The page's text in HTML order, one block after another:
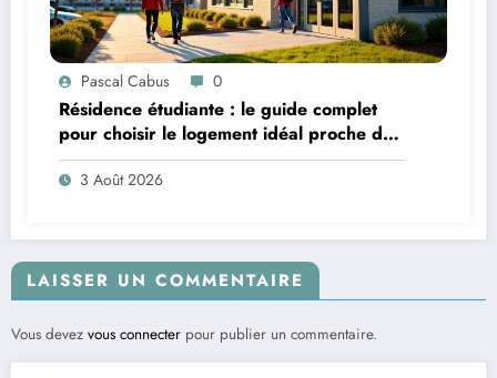
Pascal Cabus 0
Résidence étudiante : le guide complet
pour choisir le logement idéal proche de
son campus
3 Août 2026
LAISSER UN COMMENTAIRE
Vous devez vous connecter pour publier un commentaire.